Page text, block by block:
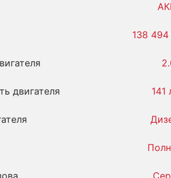
138
двигателя 141